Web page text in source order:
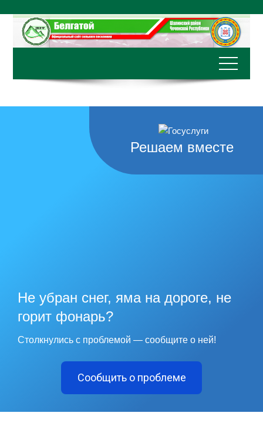
содержимому
Решаем вместе
Не убран снег, яма на дороге, не
горит фонарь?
Столкнулись с проблемой — сообщите о ней!
Сообщить о проблеме